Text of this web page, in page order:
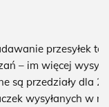
to proste
= tym
dla 25, 50, 100,
w miesiącu.